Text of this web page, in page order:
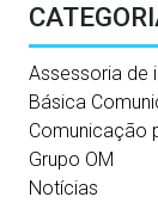
Assessoria de
Básica
Comunicação
Grupo OM
Notícias